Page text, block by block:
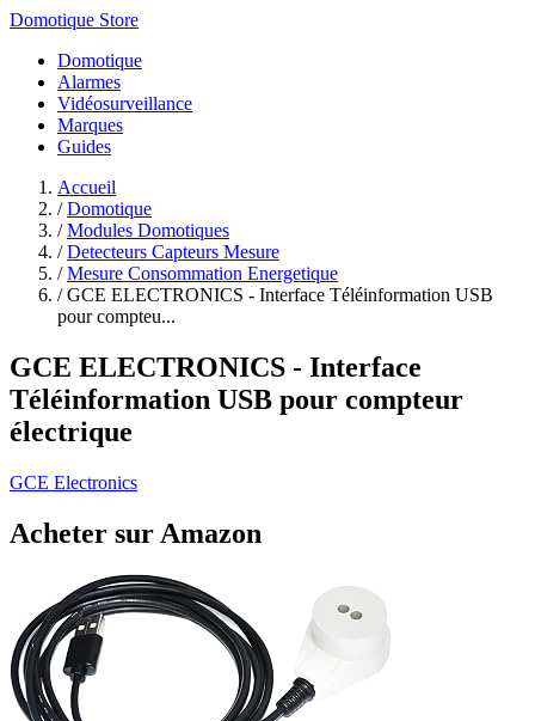
Domotique Store
Domotique
Alarmes
Vidéosurveillance
Marques
Guides
Accueil
/ Domotique
/ Modules Domotiques
/ Detecteurs Capteurs Mesure
/ Mesure Consommation Energetique
/ GCE ELECTRONICS - Interface Téléinformation USB
pour compteu...
GCE ELECTRONICS - Interface
Téléinformation USB pour compteur
électrique
GCE Electronics
Acheter sur Amazon